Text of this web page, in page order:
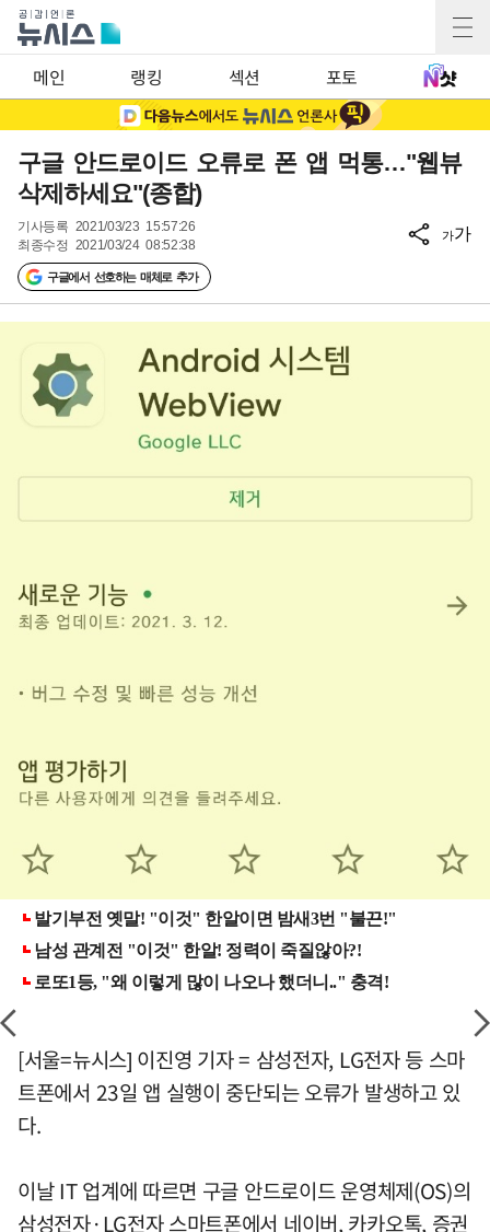
메인 랭킹 섹션 포토
구글 안드로이드 오류로 폰 앱 먹통…"웹뷰
삭제하세요"(종합)
기사등록 2021/03/23 15:57:26
최종수정 2021/03/24 08:52:38
구글에서 선호하는 매체로 추가
가가
[서울=뉴시스] 이진영 기자 = 삼성전자, LG전자 등 스마
트폰에서 23일 앱 실행이 중단되는 오류가 발생하고 있
다.
이날 IT 업계에 따르면 구글 안드로이드 운영체제(OS)의
삼성전자·LG전자 스마트폰에서 네이버, 카카오톡, 증권